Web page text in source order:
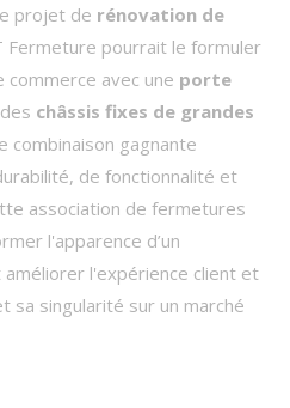
projet de rénovation de
Fermeture pourrait le formuler
commerce avec une porte
châssis fixes de grandes
combinaison gagnante
de fonctionnalité et
association de fermetures
l'apparence d’un
l'expérience client et
singularité sur un marché